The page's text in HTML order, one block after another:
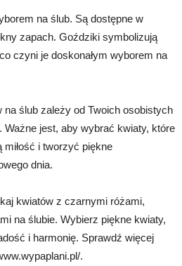
na ślub. Są dostępne w
zapach. Goździki symbolizują
czyni je doskonałym wyborem na
na ślub zależy od Twoich osobistych
Ważne jest, aby wybrać kwiaty, które
miłość i tworzyć piękne
dnia.
kwiatów z czarnymi różami,
na ślubie. Wybierz piękne kwiaty,
i harmonię. Sprawdź więcej
.